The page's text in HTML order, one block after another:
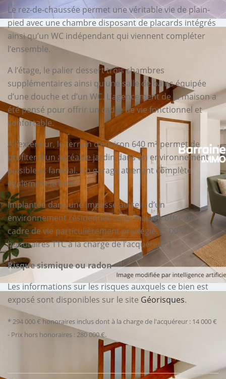
Le rez-de-chaussée permet une véritable vie de plain-
pied avec une chambre disposant de placards intégrés
ainsi qu’un WC indépendant qui viennent compléter
l’ensemble.
A l’étage, le palier dessert trois chambres
supplémentaires ainsi qu’une salle de bains équipée
d’une douche et d’un WC. L’agencement de la maison a
été pensé pour offrir un cadre de vie fonctionnel et
confortable.
A l’extérieur, le terrain d’environ 640 m² permet de
profiter d’un agréable jardin dans un environnement
paisible et familial. Un garage attenant complète
également le bien.
Implantée dans une impasse au sein d’un
environnement résidentiel, cette maison offre un
cadre de vie particulièrement privilégié. (5.00 %
honoraires TTC à la charge de l’acquéreur.)
Risque sismique ou radon
Les informations sur les risques auxquels ce bien est
exposé sont disponibles sur le site Géorisques.
* 294 000 € honoraires inclus dont à la charge de l'acquéreur : 14 000 €
- Prix hors honoraires : 280 000 €.